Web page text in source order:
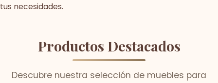
tus necesidades.
Productos Destacados
Descubre nuestra selección de muebles para